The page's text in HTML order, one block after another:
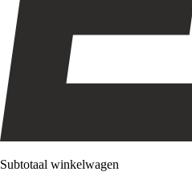
Subtotaal winkelwagen